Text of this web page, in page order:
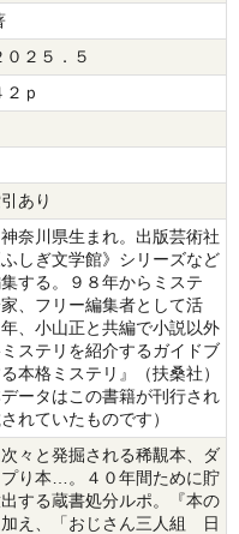
２５．５
２ｐ
あり
奈川県生まれ。出版芸術社
しぎ文学館》シリーズなど
する。９８年からミステ
、フリー編集者として活
、小山正と共編で小説以外
ステリを紹介するガイドブ
本格ミステリ』（扶桑社）
ータはこの書籍が刊行され
れていたものです）
々と発掘される稀覯本、ダ
り本…。４０年間ために貯
する蔵書処分ルポ。『本の
え、「おじさん三人組 日